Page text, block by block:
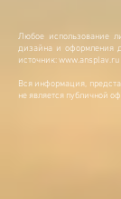
Любое использование
дизайна и оформления
источник:www.ansplav.ru
Вся информация,
не является публичной